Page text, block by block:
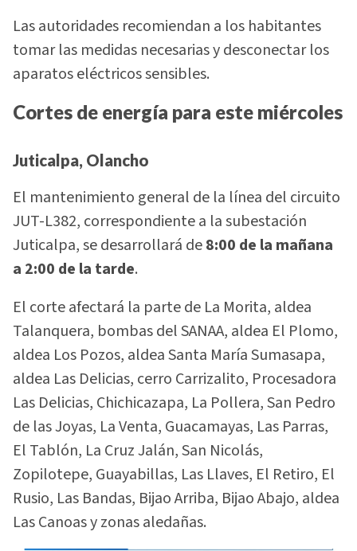
Las autoridades recomiendan a los habitantes
tomar las medidas necesarias y desconectar los
aparatos eléctricos sensibles.
Cortes de energía para este miércoles
Juticalpa, Olancho
El mantenimiento general de la línea del circuito
JUT-L382, correspondiente a la subestación
Juticalpa, se desarrollará de8:00 de la mañana
a 2:00 de la tarde.
El corte afectará la parte de La Morita, aldea
Talanquera, bombas del SANAA, aldea El Plomo,
aldea Los Pozos, aldea Santa María Sumasapa,
aldea Las Delicias, cerro Carrizalito, Procesadora
Las Delicias, Chichicazapa, La Pollera, San Pedro
de las Joyas, La Venta, Guacamayas, Las Parras,
El Tablón, La Cruz Jalán, San Nicolás,
Zopilotepe, Guayabillas, Las Llaves, El Retiro, El
Rusio, Las Bandas, Bijao Arriba, Bijao Abajo, aldea
Las Canoas y zonas aledañas.